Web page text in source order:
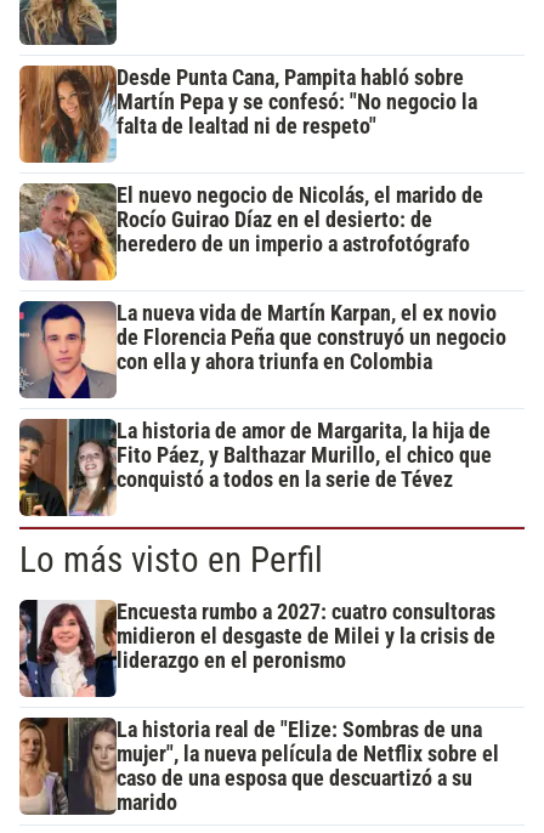
Desde Punta Cana, Pampita habló sobre
Martín Pepa y se confesó: "No negocio la
falta de lealtad ni de respeto"
El nuevo negocio de Nicolás, el marido de
Rocío Guirao Díaz en el desierto: de
heredero de un imperio a astrofotógrafo
La nueva vida de Martín Karpan, el ex novio
de Florencia Peña que construyó un negocio
con ella y ahora triunfa en Colombia
La historia de amor de Margarita, la hija de
Fito Páez, y Balthazar Murillo, el chico que
conquistó a todos en la serie de Tévez
Lo más visto en Perfil
Encuesta rumbo a 2027: cuatro consultoras
midieron el desgaste de Milei y la crisis de
liderazgo en el peronismo
La historia real de "Elize: Sombras de una
mujer", la nueva película de Netflix sobre el
caso de una esposa que descuartizó a su
marido